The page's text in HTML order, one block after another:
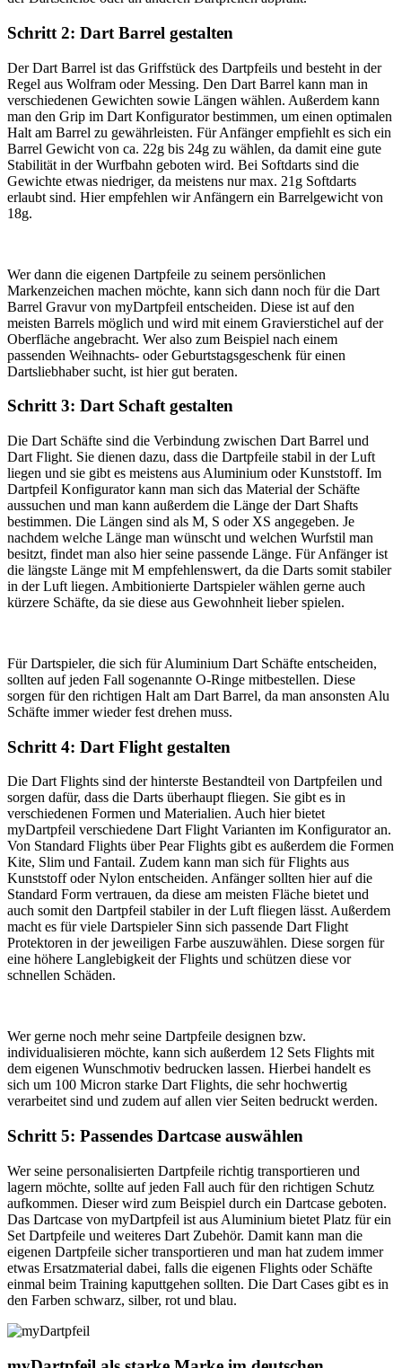
Schritt 2: Dart Barrel gestalten
Der Dart Barrel ist das Griffstück des Dartpfeils und besteht in der
Regel aus Wolfram oder Messing. Den Dart Barrel kann man in
verschiedenen Gewichten sowie Längen wählen. Außerdem kann
man den Grip im Dart Konfigurator bestimmen, um einen optimalen
Halt am Barrel zu gewährleisten. Für Anfänger empfiehlt es sich ein
Barrel Gewicht von ca. 22g bis 24g zu wählen, da damit eine gute
Stabilität in der Wurfbahn geboten wird. Bei Softdarts sind die
Gewichte etwas niedriger, da meistens nur max. 21g Softdarts
erlaubt sind. Hier empfehlen wir Anfängern ein Barrelgewicht von
18g.
Wer dann die eigenen Dartpfeile zu seinem persönlichen
Markenzeichen machen möchte, kann sich dann noch für die Dart
Barrel Gravur von myDartpfeil entscheiden. Diese ist auf den
meisten Barrels möglich und wird mit einem Gravierstichel auf der
Oberfläche angebracht. Wer also zum Beispiel nach einem
passenden Weihnachts- oder Geburtstagsgeschenk für einen
Dartsliebhaber sucht, ist hier gut beraten.
Schritt 3: Dart Schaft gestalten
Die Dart Schäfte sind die Verbindung zwischen Dart Barrel und
Dart Flight. Sie dienen dazu, dass die Dartpfeile stabil in der Luft
liegen und sie gibt es meistens aus Aluminium oder Kunststoff. Im
Dartpfeil Konfigurator kann man sich das Material der Schäfte
aussuchen und man kann außerdem die Länge der Dart Shafts
bestimmen. Die Längen sind als M, S oder XS angegeben. Je
nachdem welche Länge man wünscht und welchen Wurfstil man
besitzt, findet man also hier seine passende Länge. Für Anfänger ist
die längste Länge mit M empfehlenswert, da die Darts somit stabiler
in der Luft liegen. Ambitionierte Dartspieler wählen gerne auch
kürzere Schäfte, da sie diese aus Gewohnheit lieber spielen.
Für Dartspieler, die sich für Aluminium Dart Schäfte entscheiden,
sollten auf jeden Fall sogenannte O-Ringe mitbestellen. Diese
sorgen für den richtigen Halt am Dart Barrel, da man ansonsten Alu
Schäfte immer wieder fest drehen muss.
Schritt 4: Dart Flight gestalten
Die Dart Flights sind der hinterste Bestandteil von Dartpfeilen und
sorgen dafür, dass die Darts überhaupt fliegen. Sie gibt es in
verschiedenen Formen und Materialien. Auch hier bietet
myDartpfeil verschiedene Dart Flight Varianten im Konfigurator an.
Von Standard Flights über Pear Flights gibt es außerdem die Formen
Kite, Slim und Fantail. Zudem kann man sich für Flights aus
Kunststoff oder Nylon entscheiden. Anfänger sollten hier auf die
Standard Form vertrauen, da diese am meisten Fläche bietet und
auch somit den Dartpfeil stabiler in der Luft fliegen lässt. Außerdem
macht es für viele Dartspieler Sinn sich passende Dart Flight
Protektoren in der jeweiligen Farbe auszuwählen. Diese sorgen für
eine höhere Langlebigkeit der Flights und schützen diese vor
schnellen Schäden.
Wer gerne noch mehr seine Dartpfeile designen bzw.
individualisieren möchte, kann sich außerdem 12 Sets Flights mit
dem eigenen Wunschmotiv bedrucken lassen. Hierbei handelt es
sich um 100 Micron starke Dart Flights, die sehr hochwertig
verarbeitet sind und zudem auf allen vier Seiten bedruckt werden.
Schritt 5: Passendes Dartcase auswählen
Wer seine personalisierten Dartpfeile richtig transportieren und
lagern möchte, sollte auf jeden Fall auch für den richtigen Schutz
aufkommen. Dieser wird zum Beispiel durch ein Dartcase geboten.
Das Dartcase von myDartpfeil ist aus Aluminium bietet Platz für ein
Set Dartpfeile und weiteres Dart Zubehör. Damit kann man die
eigenen Dartpfeile sicher transportieren und man hat zudem immer
etwas Ersatzmaterial dabei, falls die eigenen Flights oder Schäfte
einmal beim Training kaputtgehen sollten. Die Dart Cases gibt es in
den Farben schwarz, silber, rot und blau.